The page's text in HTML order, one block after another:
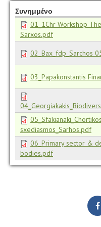
Συνημμένο
01_1Chr Workshop
Sarxos.pdf
02_Bax_fdp_Sarchos
03_Papakonstantis
05_Sfakianaki_Chortikos
sxediasmos_Sarhos.pdf
06_Primary sector &
bodies.pdf